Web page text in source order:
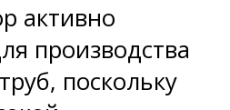
активно
производства
поскольку